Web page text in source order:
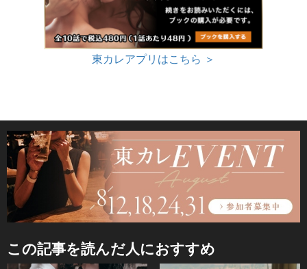
東カレアプリはこちら ＞
この記事を読んだ人におすすめ